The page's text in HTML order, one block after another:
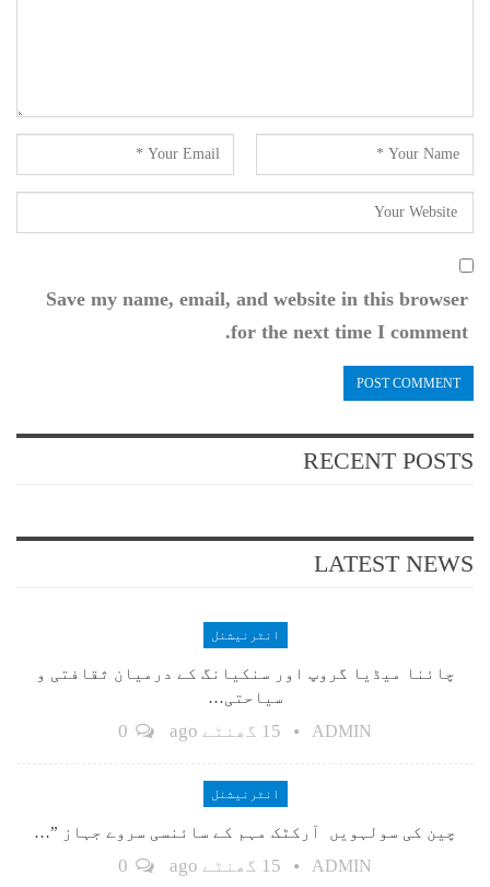
Save my name, email, and website in this browser
for the next time I comment.
RECENT POSTS
LATEST NEWS
انٹرنیشنل
چائنا میڈیا گروپ اور سنکیانگ کے درمیان ثقافتی و
سیاحتی…
ADMIN 15 گھنٹے ago
انٹرنیشنل
چین کی سولہویں آرکٹک مہم کے سائنسی سروے جہاز ”…
ADMIN 15 گھنٹے ago